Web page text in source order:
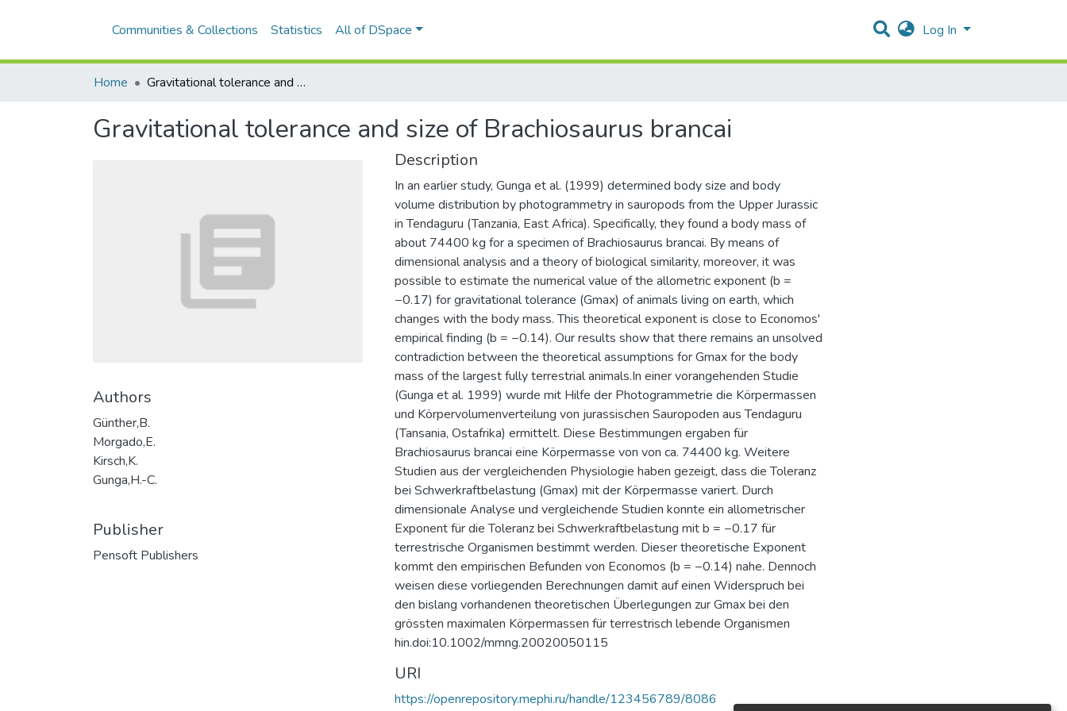
Communities & Collections Statistics All of DSpace Log In
Home Gravitational tolerance and size of Brachiosaurus brancai
Gravitational tolerance and size of Brachiosaurus brancai
Authors
Günther,B.
Morgado,E.
Kirsch,K.
Gunga,H.-C.
Publisher
Pensoft Publishers
Description
In an earlier study, Gunga et al. (1999) determined body size and body
volume distribution by photogrammetry in sauropods from the Upper Jurassic
in Tendaguru (Tanzania, East Africa). Specifically, they found a body mass of
about 74400 kg for a specimen of Brachiosaurus brancai. By means of
dimensional analysis and a theory of biological similarity, moreover, it was
possible to estimate the numerical value of the allometric exponent (b =
−0.17) for gravitational tolerance (Gmax) of animals living on earth, which
changes with the body mass. This theoretical exponent is close to Economos'
empirical finding (b = −0.14). Our results show that there remains an unsolved
contradiction between the theoretical assumptions for Gmax for the body
mass of the largest fully terrestrial animals.In einer vorangehenden Studie
(Gunga et al. 1999) wurde mit Hilfe der Photogrammetrie die Körpermassen
und Körpervolumenverteilung von jurassischen Sauropoden aus Tendaguru
(Tansania, Ostafrika) ermittelt. Diese Bestimmungen ergaben für
Brachiosaurus brancai eine Körpermasse von von ca. 74400 kg. Weitere
Studien aus der vergleichenden Physiologie haben gezeigt, dass die Toleranz
bei Schwerkraftbelastung (Gmax) mit der Körpermasse variert. Durch
dimensionale Analyse und vergleichende Studien konnte ein allometrischer
Exponent für die Toleranz bei Schwerkraftbelastung mit b = −0.17 für
terrestrische Organismen bestimmt werden. Dieser theoretische Exponent
kommt den empirischen Befunden von Economos (b = −0.14) nahe. Dennoch
weisen diese vorliegenden Berechnungen damit auf einen Widerspruch bei
den bislang vorhandenen theoretischen Überlegungen zur Gmax bei den
grössten maximalen Körpermassen für terrestrisch lebende Organismen
hin.doi:10.1002/mmng.20020050115
URI
https://openrepository.mephi.ru/handle/123456789/8086